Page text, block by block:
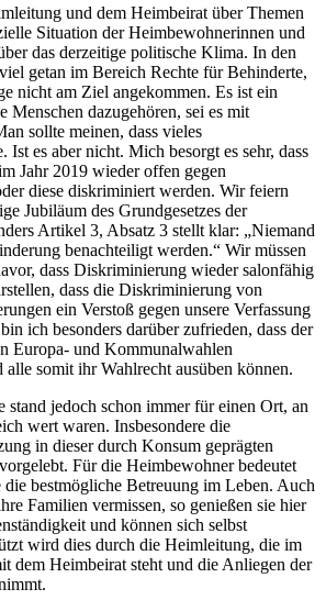
und dem Heimbeirat über Themen
Situation der Heimbewohnerinnen und
das derzeitige politische Klima. In den
getan im Bereich Rechte für Behinderte,
nicht am Ziel angekommen. Es ist ein
Menschen dazugehören, sei es mit
sollte meinen, dass vieles
Ist es aber nicht. Mich besorgt es sehr, dass
Jahr 2019 wieder offen gegen
diese diskriminiert werden. Wir feiern
Jubiläum des Grundgesetzes der
Artikel 3, Absatz 3 stellt klar: „Niemand
benachteiligt werden.“ Wir müssen
dass Diskriminierung wieder salonfähig
dass die Diskriminierung von
ein Verstoß gegen unsere Verfassung
ich besonders darüber zufrieden, dass der
Europa- und Kommunalwahlen
somit ihr Wahlrecht ausüben können.
stand jedoch schon immer für einen Ort, an
wert waren. Insbesondere die
in dieser durch Konsum geprägten
Für die Heimbewohner bedeutet
bestmögliche Betreuung im Leben. Auch
Familien vermissen, so genießen sie hier
und können sich selbst
wird dies durch die Heimleitung, die im
dem Heimbeirat steht und die Anliegen der